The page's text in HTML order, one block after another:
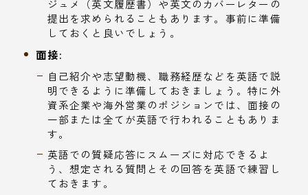
ジュメ（英文履歴書）や英文のカバーレターの
提出を求められることもあります。事前に準備
しておくと良いでしょう。
面接:
自己紹介や志望動機、職務経歴などを英語で説
明できるように準備しておきましょう。特に外
資系企業や海外営業のポジションでは、面接の
一部または全てが英語で行われることもありま
す。
英語での質疑応答にスムーズに対応できるよ
う、想定される質問とその回答を英語で練習し
ておきます。